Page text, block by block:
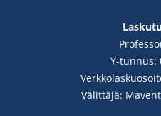
Y-tunnus:
Välittäjä: